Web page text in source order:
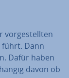
vor­ge­stell­ten
führt. Dann
Dafür haben
davon ob